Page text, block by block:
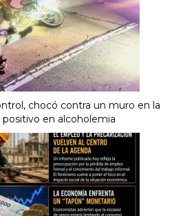
chocó contra un muro en la
en alcoholemia